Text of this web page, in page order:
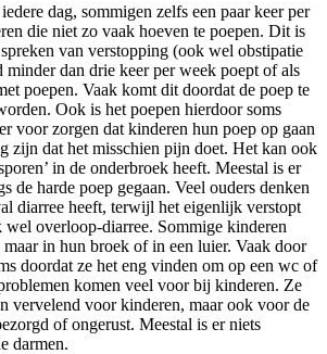
dag, sommigen zelfs een paar keer per
die niet zo vaak hoeven te poepen. Dit is
van verstopping (ook wel obstipatie
minder dan drie keer per week poept of als
poepen. Vaak komt dit doordat de poep te
Ook is het poepen hierdoor soms
voor zorgen dat kinderen hun poep op gaan
zijn dat het misschien pijn doet. Het kan ook
in de onderbroek heeft. Meestal is er
de harde poep gegaan. Veel ouders denken
diarree heeft, terwijl het eigenlijk verstopt
wel overloop-diarree. Sommige kinderen
in hun broek of in een luier. Vaak door
doordat ze het eng vinden om op een wc of
komen veel voor bij kinderen. Ze
vervelend voor kinderen, maar ook voor de
of ongerust. Meestal is er niets
darmen.